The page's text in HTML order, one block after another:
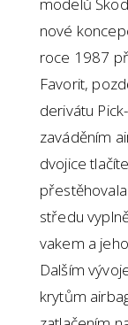
nové
roce 1987
Favorit,
derivátu
zaváděním
dvojice
středu
vakem a
Dalším
krytům